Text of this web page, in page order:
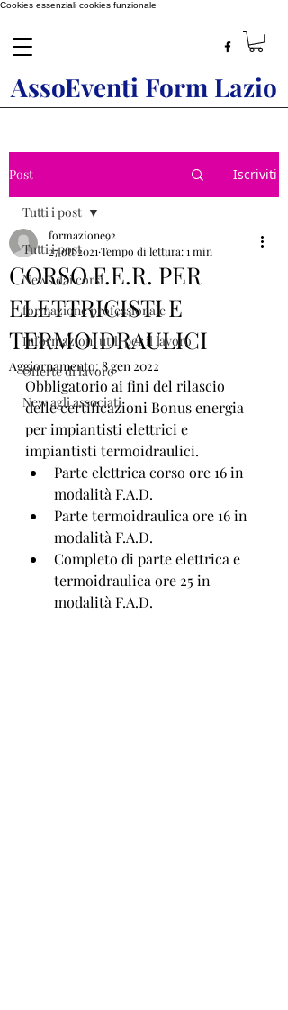
Cookies essenziali cookies funzionale
AssoEventi Form Lazio
Post Iscriviti
Tutti i post
News dai corsi
formazione professionale
Informazioni utili per il lavoro
Offerte di lavoro
New agli associati
Tutti i post
CORSO F.E.R. PER
ELETTRICISTI E
TERMOIDRAULICI
formazione92
27 ott 2021Tempo di lettura: 1 min
Aggiornamento:8 gen 2022
Obbligatorio ai fini del rilascio
delle certificazioni Bonus energia
per impiantisti elettrici e
impiantisti termoidraulici.
Parte elettrica corso ore 16 in
modalità F.A.D.
Parte termoidraulica ore 16 in
modalità F.A.D.
Completo di parte elettrica e
termoidraulica ore 25 in
modalità F.A.D.